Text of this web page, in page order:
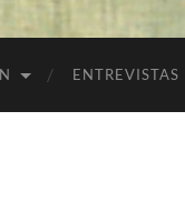
ENTREVISTAS